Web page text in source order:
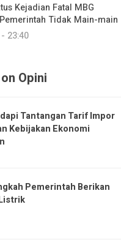
Kejadian Fatal MBG
Tidak Main-main
23:40
Opini
Tantangan Tarif Impor
Kebijakan Ekonomi
Pemerintah Berikan